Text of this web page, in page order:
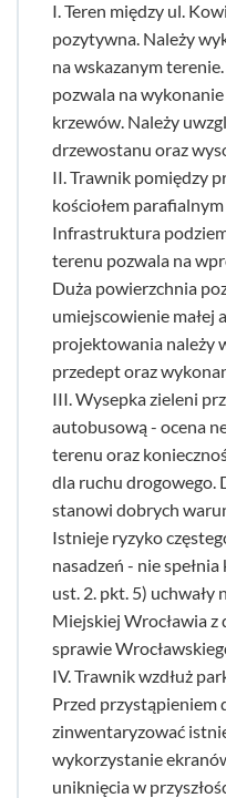
I. Teren między ul.
pozytywna. Należy
na wskazanym
pozwala na
krzewów. Należy
drzewostanu oraz
II. Trawnik pomiędzy
kościołem
Infrastruktura
terenu pozwala na
Duża powierzchnia
umiejscowienie małej
projektowania należy
przedept oraz
III. Wysepka zieleni
autobusową - ocena
terenu oraz
dla ruchu drogowego.
stanowi dobrych
Istnieje ryzyko
nasadzeń - nie
ust. 2. pkt. 5)
Miejskiej Wrocławia z
sprawie
IV. Trawnik wzdłuż
Przed przystąpieniem
zinwentaryzować
wykorzystanie
uniknięcia w